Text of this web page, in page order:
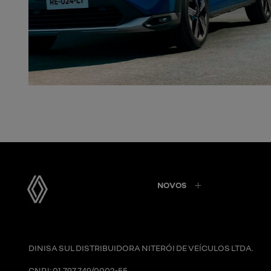
NOVOS
DINISA SUL DISTRIBUIDORA NITERÓI DE VEÍCULOS LTDA.